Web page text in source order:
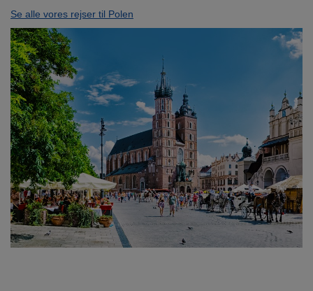
Se alle vores rejser til Polen